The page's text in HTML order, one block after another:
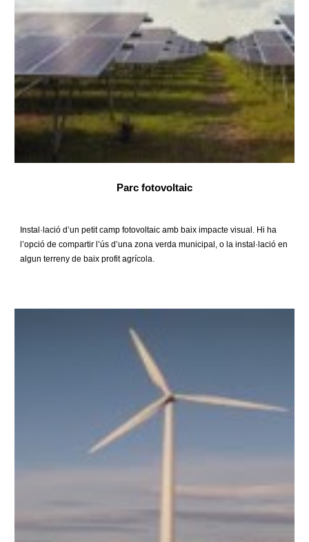
Parc fotovoltaic
Instal·lació d’un petit camp fotovoltaic amb baix impacte visual. Hi ha
l’opció de compartir l’ús d’una zona verda municipal, o la instal·lació en
algun terreny de baix profit agrícola.